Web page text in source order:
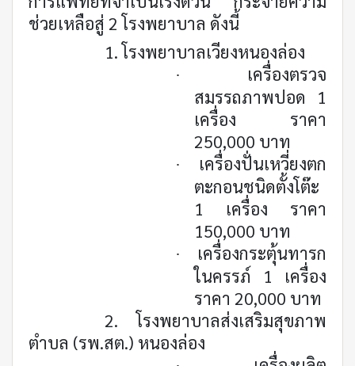
ช่วยเหลือสู่ 2 โรงพยาบาล ดังนี้
1. โรงพยาบาลเวียงหนองล่อง
·
เครื่องตรวจ
สมรรถภาพปอด 1
เครื่อง ราคา
250,000 บาท
·
เครื่องปั่นเหวี่ยงตก
ตะกอนชนิดตั้งโต๊ะ
1 เครื่อง ราคา
150,000 บาท
·
เครื่องกระตุ้นทารก
ในครรภ์ 1 เครื่อง
ราคา 20,000 บาท
2. โรงพยาบาลส่งเสริมสุขภาพ
ตำบล (รพ.สต.) หนองล่อง